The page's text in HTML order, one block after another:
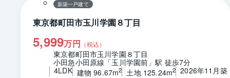
新築一戸建て
東京都町田市玉川学園８丁目
5,999万円 （税込）
東京都町田市玉川学園８丁目
小田急小田原線「玉川学園前」駅 徒歩7分
4LDK 建物 96.67m2 土地 125.24m2 2026年11月築